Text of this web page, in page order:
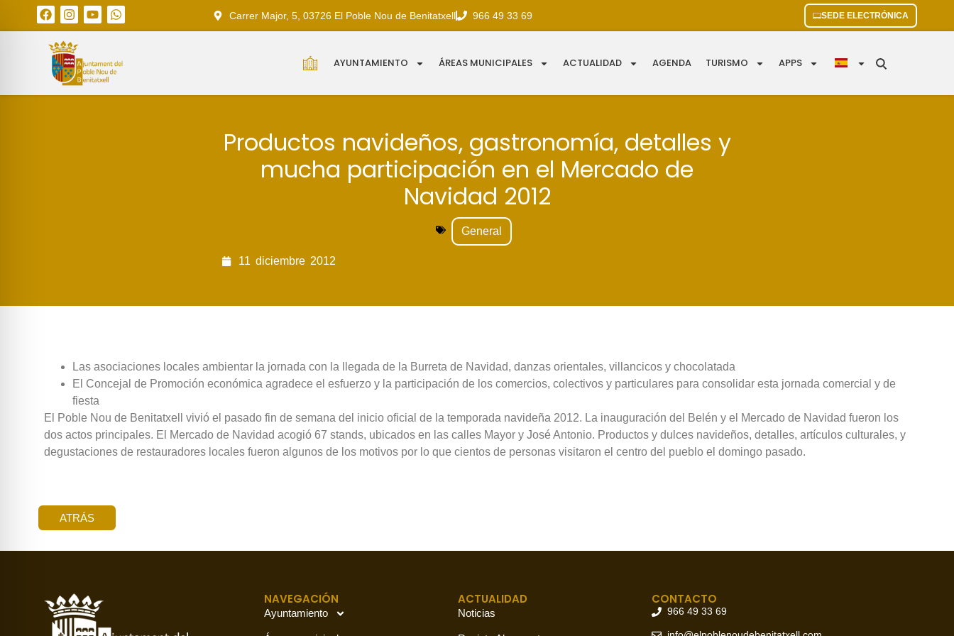
Carrer Major, 5, 03726 El Poble Nou de Benitatxell 966 49 33 69 SEDE ELECTRÓNICA
AYUNTAMIENTO ÁREAS MUNICIPALES ACTUALIDAD AGENDA TURISMO APPS
Productos navideños, gastronomía, detalles y
mucha participación en el Mercado de
Navidad 2012
General
11 diciembre 2012
Las asociaciones locales ambientar la jornada con la llegada de la Burreta de Navidad, danzas orientales, villancicos y chocolatada
El Concejal de Promoción económica agradece el esfuerzo y la participación de los comercios, colectivos y particulares para consolidar esta jornada comercial y de
fiesta
El Poble Nou de Benitatxell vivió el pasado fin de semana del inicio oficial de la temporada navideña 2012. La inauguración del Belén y el Mercado de Navidad fueron los
dos actos principales. El Mercado de Navidad acogió 67 stands, ubicados en las calles Mayor y José Antonio. Productos y dulces navideños, detalles, artículos culturales, y
degustaciones de restauradores locales fueron algunos de los motivos por lo que cientos de personas visitaron el centro del pueblo el domingo pasado.
ATRÁS
NAVEGACIÓN
Ayuntamiento
ACTUALIDAD
Noticias
CONTACTO
966 49 33 69